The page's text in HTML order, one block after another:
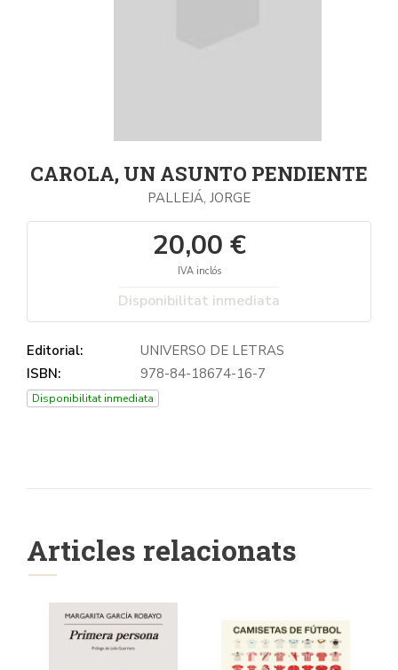
CAROLA, UN ASUNTO PENDIENTE
PALLEJÁ, JORGE
20,00 €
IVA inclós
Disponibilitat inmediata
Editorial:
UNIVERSO DE LETRAS
ISBN:
978-84-18674-16-7
Disponibilitat inmediata
Articles relacionats